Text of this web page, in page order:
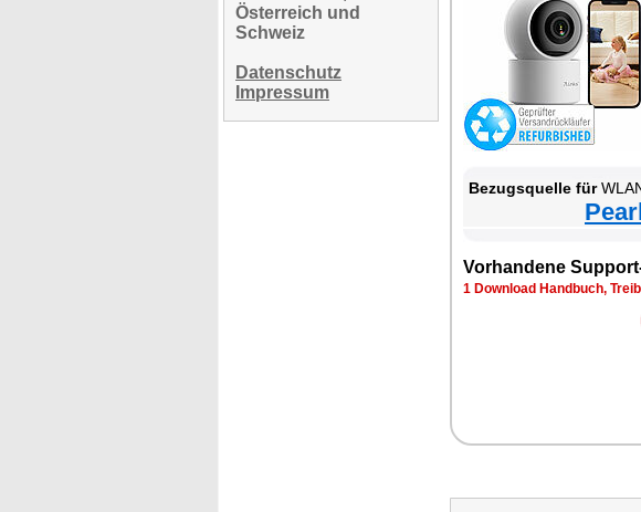
Österreich und
Schweiz
Datenschutz
Impressum
Bezugsquelle fürWLAN-Pan-Tilt-
Vorhandene
1 Download Handbuch,